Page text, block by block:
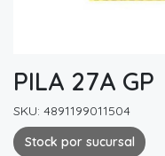
PILA 27A GP
SKU: 4891199011504
Stock por sucursal